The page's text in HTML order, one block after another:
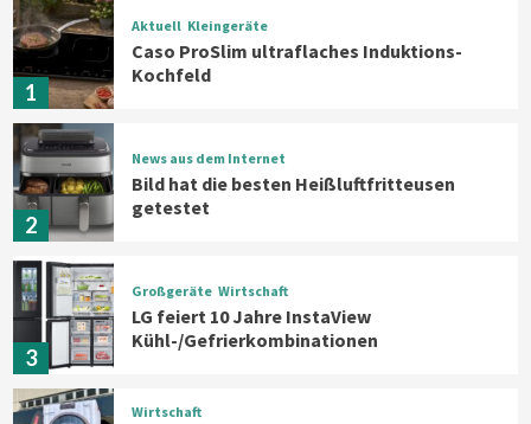
1
Aktuell Kleingeräte
Caso ProSlim ultraflaches Induktions-
Kochfeld
2
News aus dem Internet
Bild hat die besten Heißluftfritteusen
getestet
3
Großgeräte Wirtschaft
LG feiert 10 Jahre InstaView
Kühl-/Gefrierkombinationen
Wirtschaft